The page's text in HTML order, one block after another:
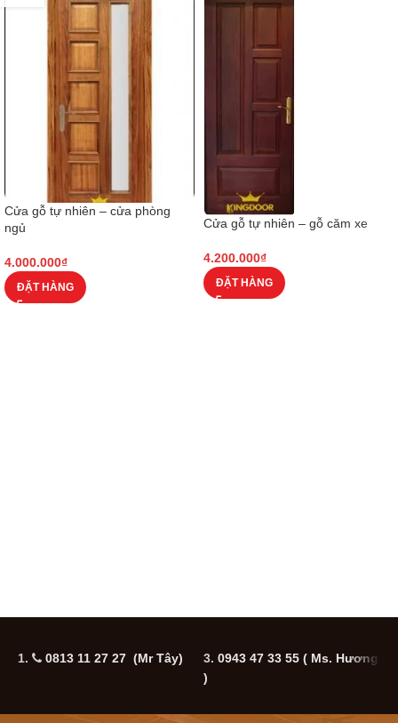
Cửa gỗ tự nhiên – cửa phòng
ngủ
4.000.000₫
ĐẶT HÀNG
Cửa gỗ tự nhiên – gỗ căm xe
4.200.000₫
ĐẶT HÀNG
1. 0813 11 27 27 (Mr Tây) 3. 0943 47 33 55 ( Ms. Hương
)